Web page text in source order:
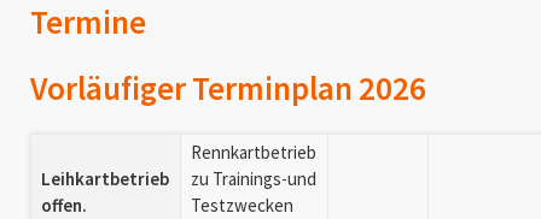
Termine
Vorläufiger Terminplan 2026
Leihkartbetrieb
offen.
Rennkartbetrieb
zu Trainings-und
Testzwecken